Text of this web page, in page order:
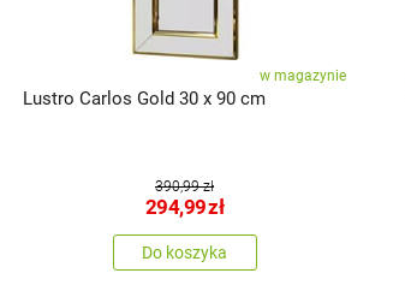
w magazynie
Lustro Carlos Gold 30 x 90 cm
390,99 zł
294,99zł
Do koszyka